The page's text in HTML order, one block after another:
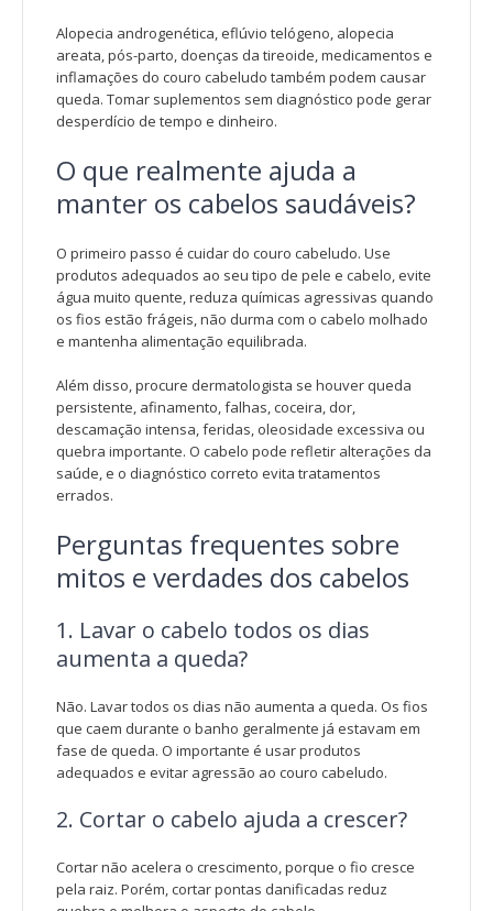
Alopecia androgenética, eflúvio telógeno, alopecia
areata, pós-parto, doenças da tireoide, medicamentos e
inflamações do couro cabeludo também podem causar
queda. Tomar suplementos sem diagnóstico pode gerar
desperdício de tempo e dinheiro.
O que realmente ajuda a
manter os cabelos saudáveis?
O primeiro passo é cuidar do couro cabeludo. Use
produtos adequados ao seu tipo de pele e cabelo, evite
água muito quente, reduza químicas agressivas quando
os fios estão frágeis, não durma com o cabelo molhado
e mantenha alimentação equilibrada.
Além disso, procure dermatologista se houver queda
persistente, afinamento, falhas, coceira, dor,
descamação intensa, feridas, oleosidade excessiva ou
quebra importante. O cabelo pode refletir alterações da
saúde, e o diagnóstico correto evita tratamentos
errados.
Perguntas frequentes sobre
mitos e verdades dos cabelos
1. Lavar o cabelo todos os dias
aumenta a queda?
Não. Lavar todos os dias não aumenta a queda. Os fios
que caem durante o banho geralmente já estavam em
fase de queda. O importante é usar produtos
adequados e evitar agressão ao couro cabeludo.
2. Cortar o cabelo ajuda a crescer?
Cortar não acelera o crescimento, porque o fio cresce
pela raiz. Porém, cortar pontas danificadas reduz